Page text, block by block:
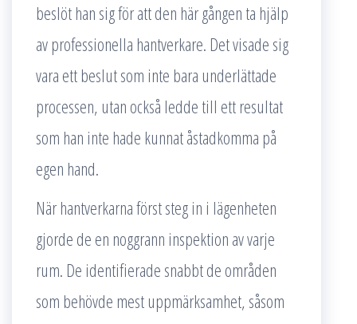
beslöt han sig för att den här gången ta hjälp
av professionella hantverkare. Det visade sig
vara ett beslut som inte bara underlättade
processen, utan också ledde till ett resultat
som han inte hade kunnat åstadkomma på
egen hand.
När hantverkarna först steg in i lägenheten
gjorde de en noggrann inspektion av varje
rum. De identifierade snabbt de områden
som behövde mest uppmärksamhet, såsom